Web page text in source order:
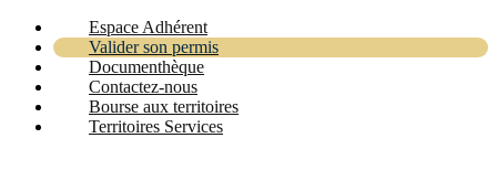
Espace Adhérent
Valider son permis
Documenthèque
Contactez-nous
Bourse aux territoires
Territoires Services